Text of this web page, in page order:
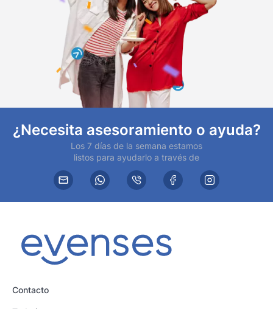
¿Necesita asesoramiento o ayuda?
Los 7 días de la semana estamos
listos para ayudarlo a través de
Contacto